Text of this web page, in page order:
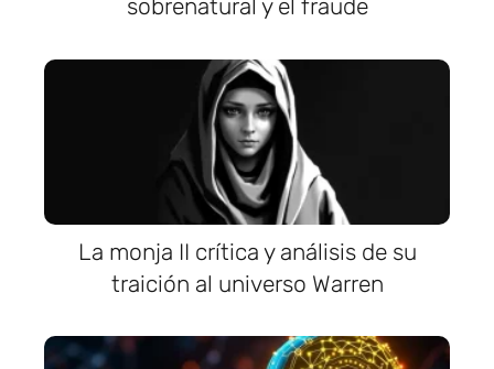
sobrenatural y el fraude
La monja II crítica y análisis de su
traición al universo Warren